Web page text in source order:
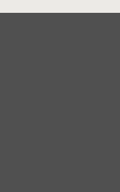
ワイズ)
ルチーク)
ルーム)
ー
洗面